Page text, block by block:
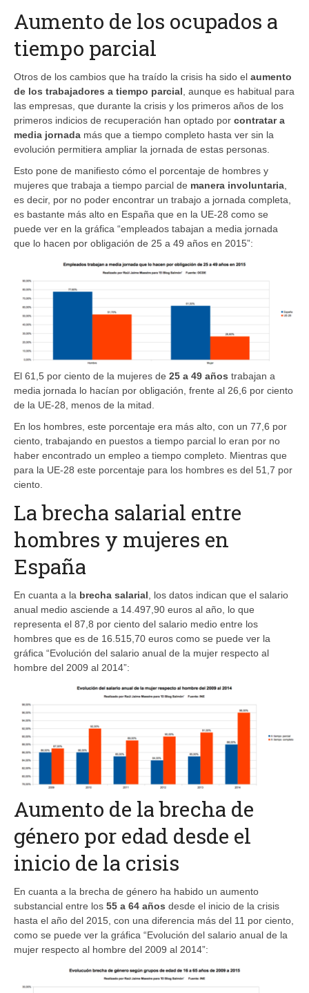
Aumento de los ocupados a
tiempo parcial
Otros de los cambios que ha traído la crisis ha sido el aumento
de los trabajadores a tiempo parcial , aunque es habitual para
las empresas, que durante la crisis y los primeros años de los
primeros indicios de recuperación han optado por contratar a
media jornada más que a tiempo completo hasta ver sin la
evolución permitiera ampliar la jornada de estas personas.
Esto pone de manifiesto cómo el porcentaje de hombres y
mujeres que trabaja a tiempo parcial de manera involuntaria
es decir, por no poder encontrar un trabajo a jornada completa,
es bastante más alto en España que en la UE-28 como se
puede ver en la gráfica “empleados tabajan a media jornada
que lo hacen por obligación de 25 a 49 años en 2015”:
El 61,5 por ciento de la mujeres de 25 a 49 años trabajan a
media jornada lo hacían por obligación, frente al 26,6 por ciento
de la UE-28, menos de la mitad.
En los hombres, este porcentaje era más alto, con un 77,6 por
ciento, trabajando en puestos a tiempo parcial lo eran por no
haber encontrado un empleo a tiempo completo. Mientras que
para la UE-28 este porcentaje para los hombres es del 51,7 por
ciento.
La brecha salarial entre
hombres y mujeres en
España
En cuanta a la brecha salarial , los datos indican que el salario
anual medio asciende a 14.497,90 euros al año, lo que
representa el 87,8 por ciento del salario medio entre los
hombres que es de 16.515,70 euros como se puede ver la
gráfica “Evolución del salario anual de la mujer respecto al
hombre del 2009 al 2014”:
Aumento de la brecha de
género por edad desde el
inicio de la crisis
En cuanta a la brecha de género ha habido un aumento
substancial entre los 55 a 64 años desde el inicio de la crisis
hasta el año del 2015, con una diferencia más del 11 por ciento,
como se puede ver la gráfica “Evolución del salario anual de la
mujer respecto al hombre del 2009 al 2014”: